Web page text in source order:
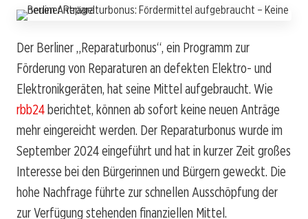
Der Berliner „Reparaturbonus“, ein Programm zur
Förderung von Reparaturen an defekten Elektro- und
Elektronikgeräten, hat seine Mittel aufgebraucht. Wie
rbb24berichtet, können ab sofort keine neuen Anträge
mehr eingereicht werden. Der Reparaturbonus wurde im
September 2024 eingeführt und hat in kurzer Zeit großes
Interesse bei den Bürgerinnen und Bürgern geweckt. Die
hohe Nachfrage führte zur schnellen Ausschöpfung der
zur Verfügung stehenden finanziellen Mittel.